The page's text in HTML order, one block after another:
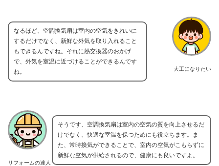
大工になりたい
なるほど、空調換気扇は室内の空気をきれいに
するだけでなく、新鮮な外気を取り入れること
もできるんですね。それに熱交換器のおかげ
で、外気を室温に近づけることができるんです
ね。
リフォームの達人
そうです、空調換気扇は室内の空気の質を向上させるだ
けでなく、快適な室温を保つためにも役立ちます。ま
た、常時換気ができることで、室内の空気がこもらずに
新鮮な空気が供給されるので、健康にも良いですよ。